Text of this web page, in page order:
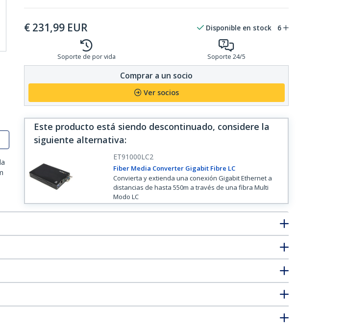
€ 231,99 EUR Disponible en stock 6
Soporte de por vida Soporte 24/5
Comprar a un socio
Ver socios
Este producto está siendo descontinuado, considere la
siguiente alternativa:
ET91000LC2
Fiber Media Converter Gigabit Fibre LC
Convierta y extienda una conexión Gigabit Ethernet a
distancias de hasta 550m a través de una fibra Multi
Modo LC